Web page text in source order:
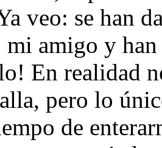
veo: se han
amigo y
En realidad
pero lo
de